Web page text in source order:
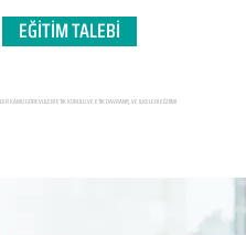
EĞİTİM TALEBİ
KAMU GÖREVLİLERİ ETİK KURULU VE ETİK DAVRANIŞ VE İLKELERİ EĞİTİMİ